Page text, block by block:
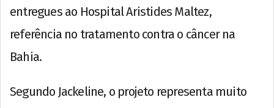
entregues ao Hospital Aristides Maltez,
referência no tratamento contra o câncer na
Bahia.
Segundo Jackeline, o projeto representa muito